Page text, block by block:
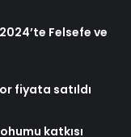
Felsefe ve
fiyata satıldı
katkısı